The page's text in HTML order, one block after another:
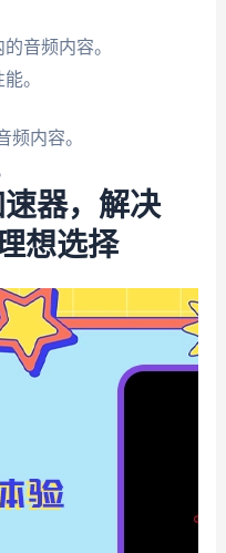
音频内容。
。
频内容。
器，解决
想选择